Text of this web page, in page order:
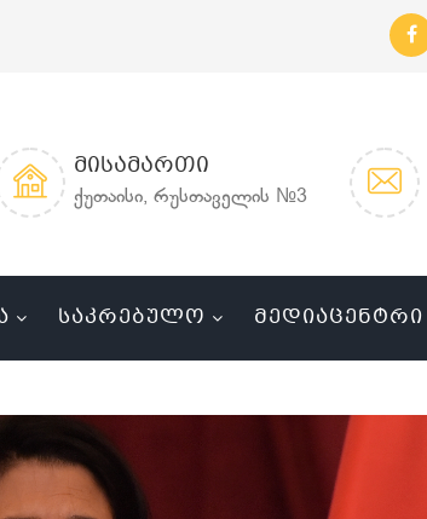
ᲛᲘᲡᲐᲛᲐᲠᲗᲘ
ქუთაისი, რუსთაველის №3
ᲡᲐᲙᲠᲔᲑᲣᲚᲝ ᲛᲔᲓᲘᲐᲪᲔᲜᲢᲠᲘ